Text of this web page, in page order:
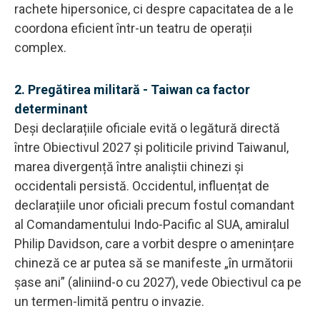
rachete hipersonice, ci despre capacitatea de a le
coordona eficient într-un teatru de operații
complex.
2. Pregătirea militară - Taiwan ca factor
determinant
Deși declarațiile oficiale evită o legătură directă
între Obiectivul 2027 și politicile privind Taiwanul,
marea divergență între analiștii chinezi și
occidentali persistă. Occidentul, influențat de
declarațiile unor oficiali precum fostul comandant
al Comandamentului Indo-Pacific al SUA, amiralul
Philip Davidson, care a vorbit despre o amenințare
chineză ce ar putea să se manifeste „în următorii
șase ani” (aliniind-o cu 2027), vede Obiectivul ca pe
un termen-limită pentru o invazie.